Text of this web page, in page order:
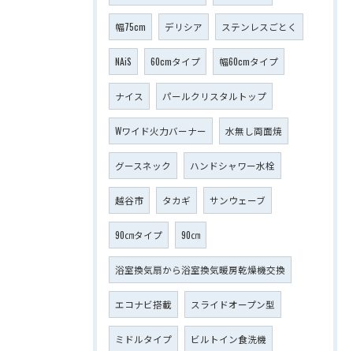
幅75cm デリシア ステンレスごとく
NAiS 60cmタイプ 幅60cmタイプ
ナイス パールクリスタルトップ
Wワイド火力バーナー 水無し両面焼
グースネック ハンドシャワー水栓
越谷市 タカギ サンウェーブ
90㎝タイプ 90㎝
浴室換気扇から浴室換気暖房乾燥機交換
エコナビ搭載 スライドオープン型
ミドルタイプ ビルトイン食洗機